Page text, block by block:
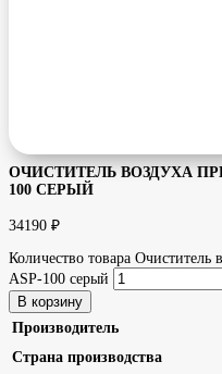
ОЧИСТИТЕЛЬ ВОЗДУХА
100 СЕРЫЙ
34190 ₽
Количество товара
ASP-100 серый
В корзину
Производитель
Страна производства